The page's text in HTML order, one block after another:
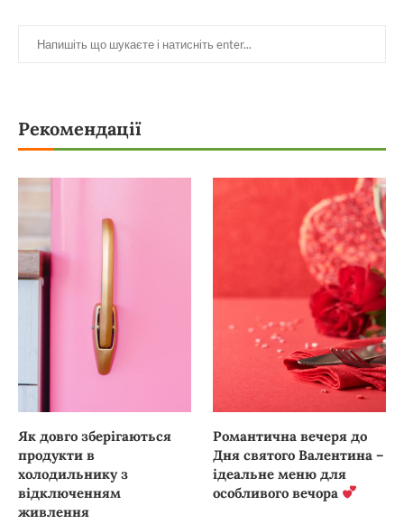
Рекомендації
Як довго зберігаються
продукти в
холодильнику з
відключенням
живлення
Романтична вечеря до
Дня святого Валентина –
ідеальне меню для
особливого вечора